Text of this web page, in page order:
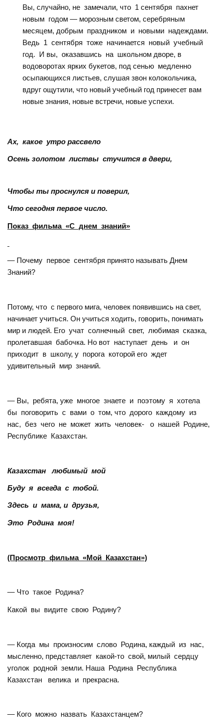
Вы, случайно, не замечали, что 1 сентября пахнет
новым годом — морозным светом, серебряным
месяцем, добрым праздником и новыми надеждами.
Ведь 1 сентября тоже начинается новый учебный
год. И вы, оказавшись на школьном дворе, в
водоворотах ярких букетов, под сенью медленно
осыпающихся листьев, слушая звон колокольчика,
вдруг ощутили, что новый учебный год принесет вам
новые знания, новые встречи, новые успехи.
Ах, какое утро рассвело
Осень золотом листвы стучится в двери,
Чтобы ты проснулся и поверил,
Что сегодня первое число.
Показ фильма «С днем знаний»
— Почему первое сентября принято называть Днем
Знаний?
Потому, что с первого мига, человек появившись на свет,
начинает учиться. Он учиться ходить, говорить, понимать
мир и людей. Его учат солнечный свет, любимая сказка,
пролетавшая бабочка. Но вот наступает день и он
приходит в школу, у порога которой его ждет
удивительный мир знаний.
— Вы, ребята, уже многое знаете и поэтому я хотела
бы поговорить с вами о том, что дорого каждому из
нас, без чего не может жить человек- о нашей Родине,
Республике Казахстан.
Казахстан любимый мой
Буду я всегда с тобой.
Здесь и мама, и друзья,
Это Родина моя!
(Просмотр фильма «Мой Казахстан»)
— Что такое Родина?
Какой вы видите свою Родину?
— Когда мы произносим слово Родина, каждый из нас,
мысленно, представляет какой-то свой, милый сердцу
уголок родной земли. Наша Родина Республика
Казахстан велика и прекрасна.
— Кого можно назвать Казахстанцем?